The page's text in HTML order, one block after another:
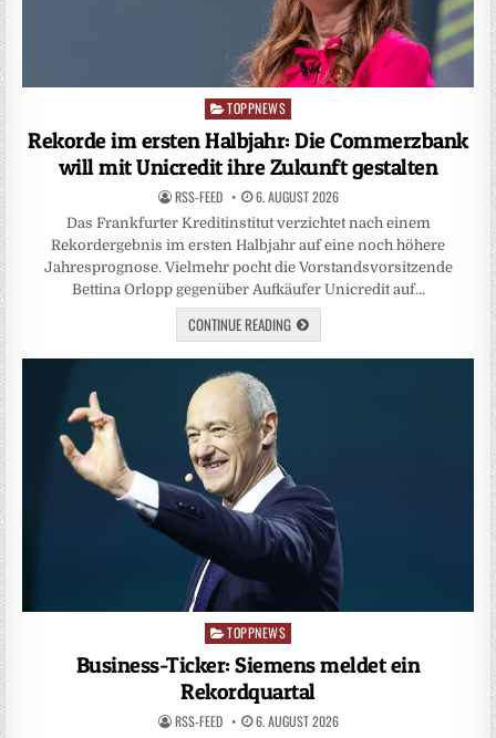
Posted
in
TOPPNEWS
Rekorde im ersten Halbjahr: Die Commerzbank
will mit Unicredit ihre Zukunft gestalten
RSS-FEED 6. AUGUST 2026
Das Frankfurter Kreditinstitut verzichtet nach einem
Rekordergebnis im ersten Halbjahr auf eine noch höhere
Jahresprognose. Vielmehr pocht die Vorstandsvorsitzende
Bettina Orlopp gegenüber Aufkäufer Unicredit auf…
CONTINUE READING
Posted
TOPPNEWS
Business-Ticker: Siemens meldet ein
Rekordquartal
RSS-FEED 6. AUGUST 2026